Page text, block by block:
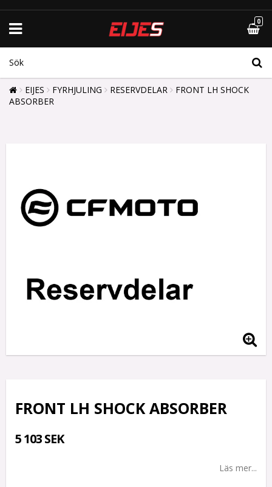
0
EIJES FYRHJULING RESERVDELAR
FRONT LH SHOCK
ABSORBER
FRONT LH SHOCK ABSORBER
5 103 SEK
Läs mer...